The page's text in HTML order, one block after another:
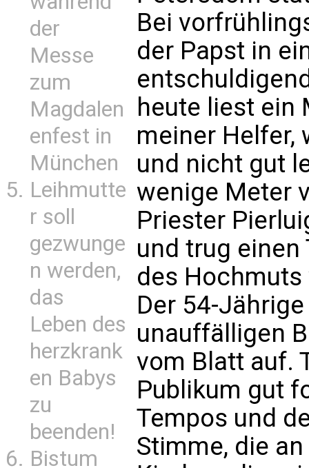
der
Messe
zum
Magdalen
enfest in
München
Leihmutte
r soll
gezwunge
n werden,
das
Leben des
herzkrank
en Babys
zu
beenden!
Bistum
Bei
der Papst in
heute liest ein
meiner Helfer,
und nicht gut
wenige Meter
Priester
und trug einen
des Hochmuts
Der 54-
unauffälligen
vom Blatt auf.
Publikum gut
Tempos und
Stimme, die